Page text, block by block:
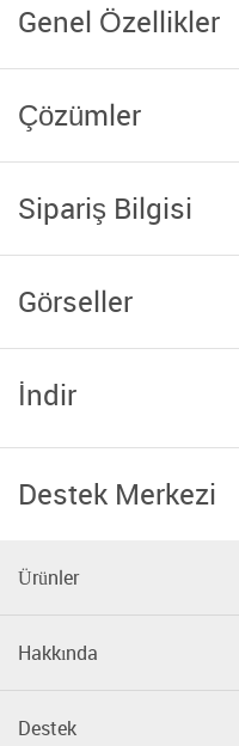
Genel Özellikler
Çözümler
Sipariş Bilgisi
Görseller
İndir
Destek Merkezi
Ürünler
Hakkında
Destek